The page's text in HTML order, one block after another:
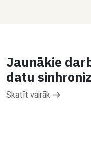
Jaunākie
datu
Skatīt vairāk